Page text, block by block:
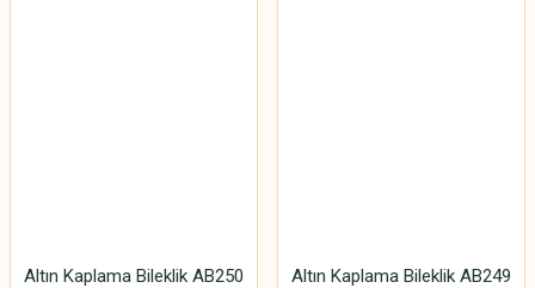
Altın Kaplama Bileklik AB250 Altın Kaplama Bileklik AB249